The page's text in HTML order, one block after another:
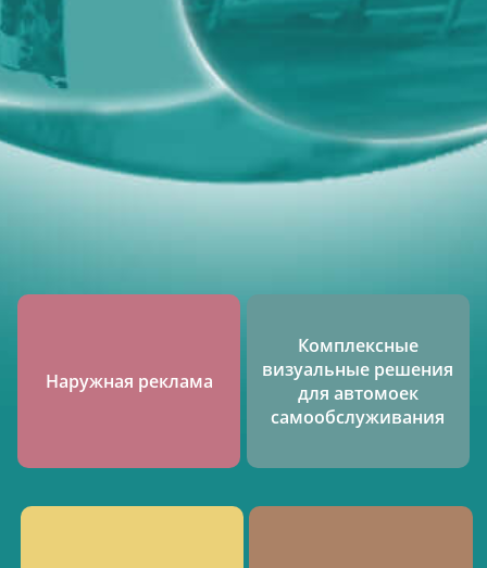
Наружная реклама
Комплексные
визуальные решения
для автомоек
самообслуживания